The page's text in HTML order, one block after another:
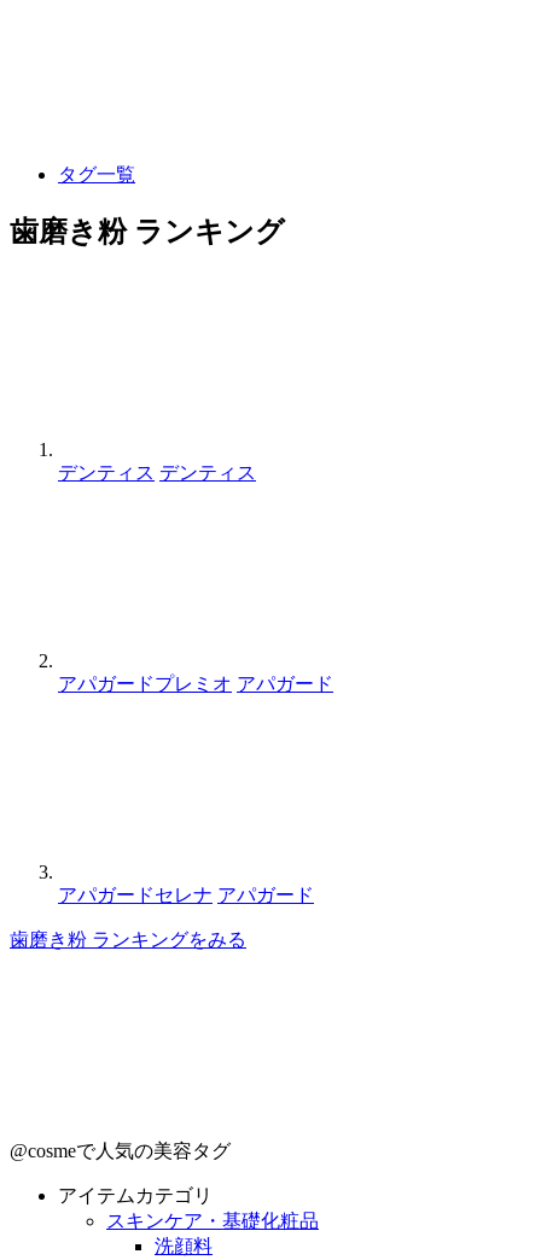
タグ一覧
歯磨き粉 ランキング
デンティス デンティス
アパガードプレミオ アパガード
アパガードセレナ アパガード
歯磨き粉 ランキングをみる
@cosmeで人気の美容タグ
アイテムカテゴリ
スキンケア・基礎化粧品
洗顔料